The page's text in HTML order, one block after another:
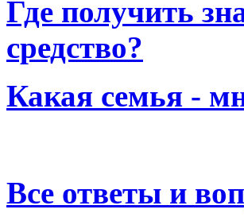
Где получить
средство?
Какая семья -
Все ответы и